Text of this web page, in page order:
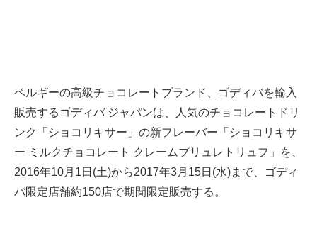
ベルギーの高級チョコレートブランド、ゴディバを輸入
販売するゴディバ ジャパンは、人気のチョコレートドリ
ンク「ショコリキサー」の新フレーバー「ショコリキサ
ー ミルクチョコレート クレームブリュレトリュフ」を、
2016年10月1日(土)から2017年3月15日(水)まで、ゴディ
バ限定店舗約150店で期間限定販売する。